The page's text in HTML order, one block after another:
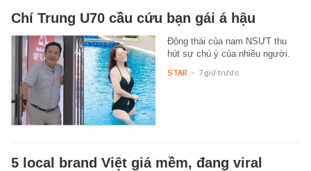
Chí Trung U70 cầu cứu bạn gái á hậu
Động thái của nam NSƯT thu
hút sự chú ý của nhiều người.
STAR - 7 giờ trước
5 local brand Việt giá mềm, đang viral